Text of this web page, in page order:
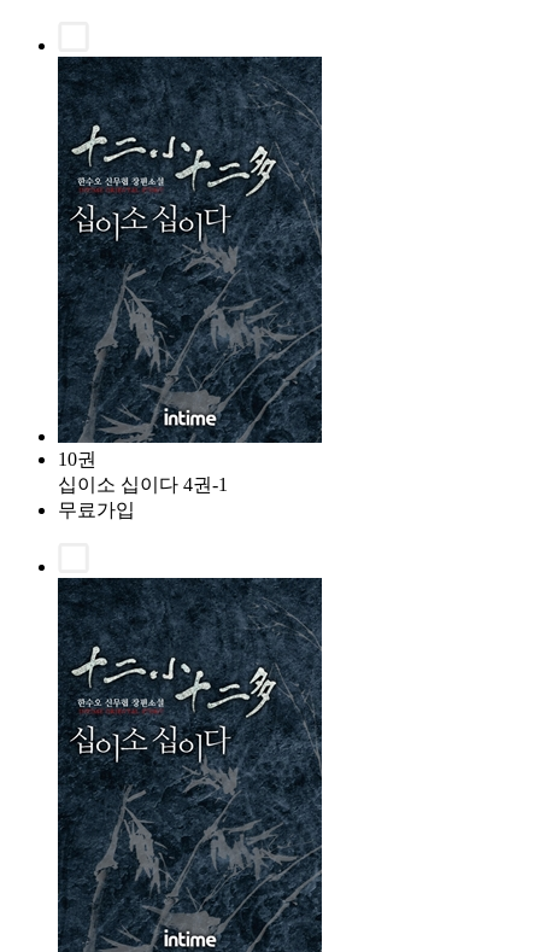
10권
십이소 십이다 4권-1
무료가입